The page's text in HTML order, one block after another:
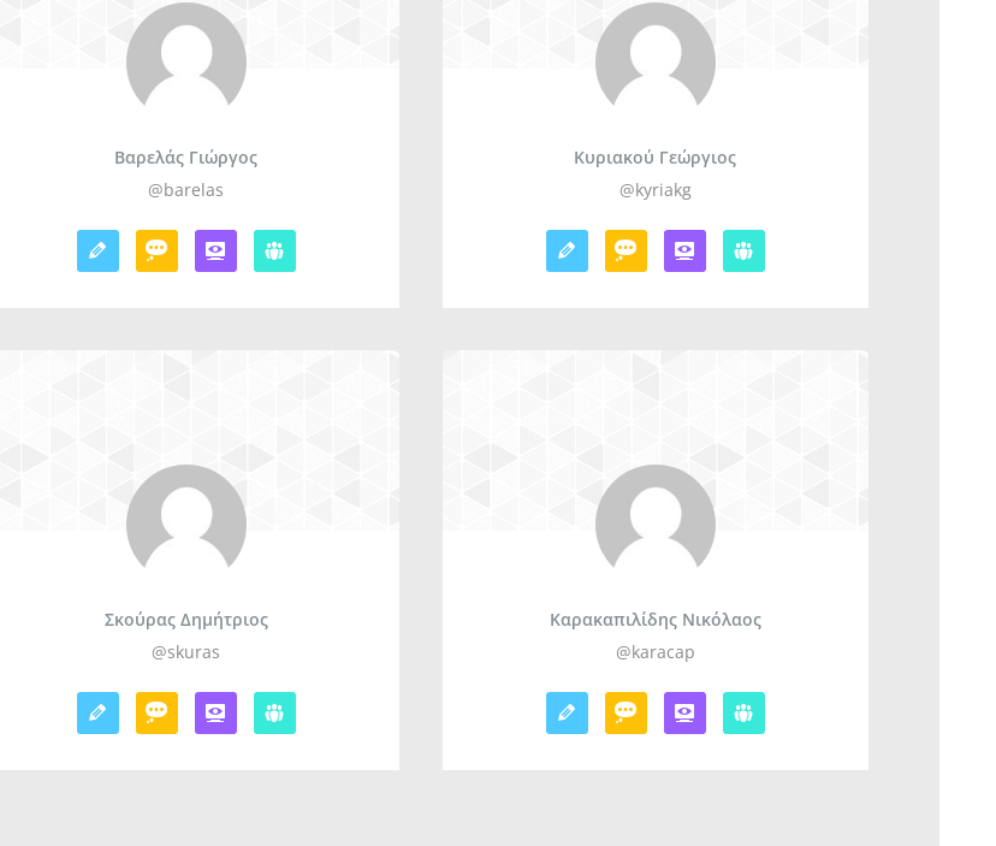
Βαρελάς Γιώργος
@barelas
Κυριακού Γεώργιος
@kyriakg
Σκούρας Δημήτριος
@skuras
Καρακαπιλίδης Νικόλαος
@karacap